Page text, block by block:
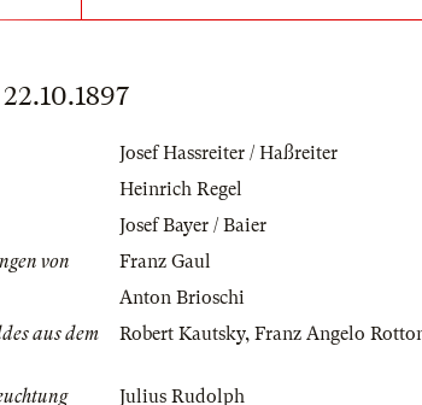
Josef Hassreiter / Haßreiter
Heinrich Regel
Josef Bayer / Baier
von
Franz Gaul
Anton Brioschi
aus dem
Robert Kautsky, Franz Angelo
Julius Rudolph